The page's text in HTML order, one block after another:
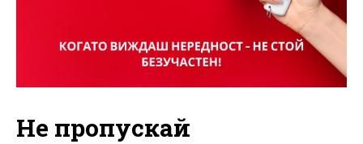
Не пропускай